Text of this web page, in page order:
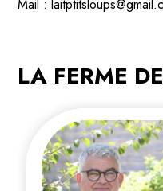
Mail :
LA FERME